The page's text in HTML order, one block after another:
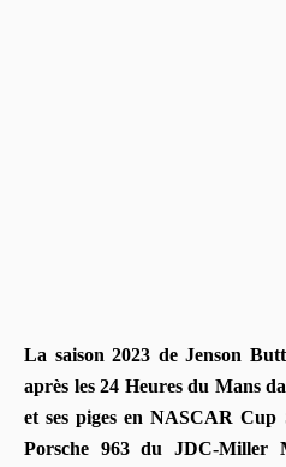
La saison 2023 de Jenson
après les 24 Heures du Mans
et ses piges en NASCAR Cup
Porsche 963 du JDC-Miller